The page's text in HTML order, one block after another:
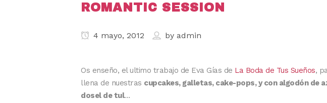
ROMANTIC SESSION
4 mayo, 2012 by admin
Os enseño, el ultimo trabajo de Eva Gías de La Boda de Tus Sueños,
llena de nuestras cupcakes, galletas, cake-pops, y con algodón de
dosel de tul…